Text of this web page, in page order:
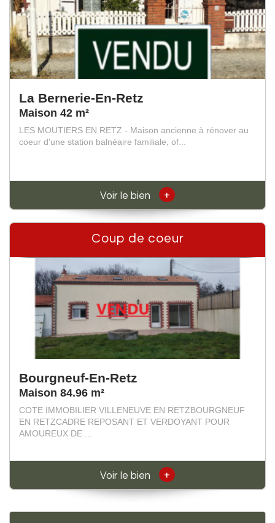
La Bernerie-En-Retz
Maison 42 m²
LES MOUTIERS EN RETZ - Maison ancienne à rénover au
coeur d'une station balnéaire familiale, of...
Voir le bien +
Coup de coeur
Bourgneuf-En-Retz
Maison 84.96 m²
COTE IMMOBILIER VILLENEUVE EN RETZBOURGNEUF
EN RETZCADRE REPOSANT ET VERDOYANT POUR
AMOUREUX DE ...
Voir le bien +